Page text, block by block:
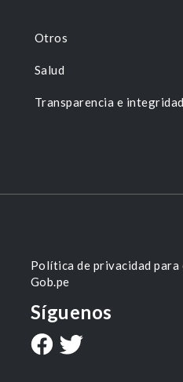
Otros
Salud
Transparencia e integridad
Política de privacidad para
Gob.pe
Síguenos